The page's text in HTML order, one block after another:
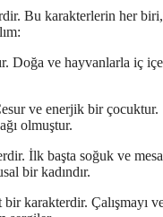
Bu karakterlerin her biri,
Doğa ve hayvanlarla iç içe
ve enerjik bir çocuktur.
olmuştur.
İlk başta soğuk ve
bir kadındır.
karakterdir. Çalışmayı